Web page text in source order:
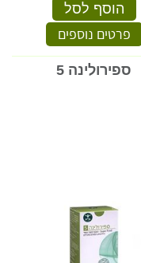
הוסף לסל
פרטים נוספים
ספירולינה 5